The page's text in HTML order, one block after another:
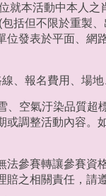
本活動中本人之
括但不限於重製
發表於平面、網
、報名費用、場地
、空氣汙染品質超
調整活動內容。
參賽轉讓參賽資
之相關責任，請